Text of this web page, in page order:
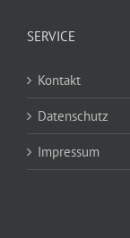
SERVICE
Kontakt
Datenschutz
Impressum